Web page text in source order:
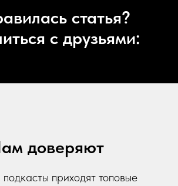
статья?
с друзьями:
доверяют
приходят топовые